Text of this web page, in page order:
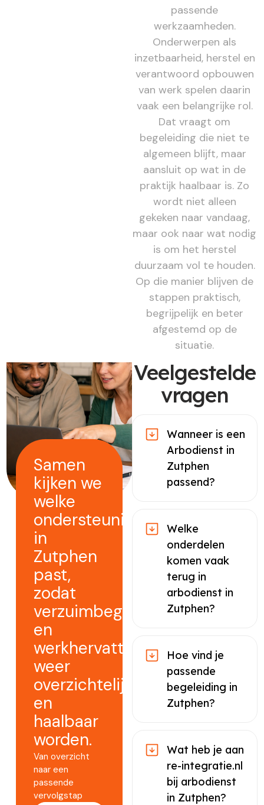
passende
werkzaamheden.
Onderwerpen als
inzetbaarheid, herstel en
verantwoord opbouwen
van werk spelen daarin
vaak een belangrijke rol.
Dat vraagt om
begeleiding die niet te
algemeen blijft, maar
aansluit op wat in de
praktijk haalbaar is. Zo
wordt niet alleen
gekeken naar vandaag,
maar ook naar wat nodig
is om het herstel
duurzaam vol te houden.
Op die manier blijven de
stappen praktisch,
begrijpelijk en beter
afgestemd op de
situatie.
Samen
kijken we
welke
ondersteuning
in
Zutphen
past,
zodat
verzuimbegeleiding
en
werkhervatting
weer
overzichtelijk
en
haalbaar
worden.
Van overzicht
naar een
passende
vervolgstap
Veelgestelde
vragen
Wanneer is een
Arbodienst in
Zutphen
passend?
Welke
onderdelen
komen vaak
terug in
arbodienst in
Zutphen?
Hoe vind je
passende
begeleiding in
Zutphen?
Wat heb je aan
re-integratie.nl
bij arbodienst
in Zutphen?